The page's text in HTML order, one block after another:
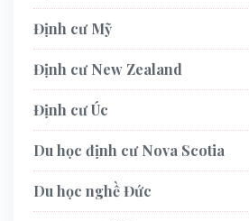
Định cư Mỹ
Định cư New Zealand
Định cư Úc
Du học định cư Nova Scotia
Du học nghề Đức